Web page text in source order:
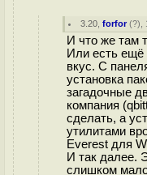
3.20 ,forfor(?),
И что же там
Или есть ещё
вкус. С
установка
загадочные
компания
сделать, а
утилитами
Everest для
И так далее.
слишком мало